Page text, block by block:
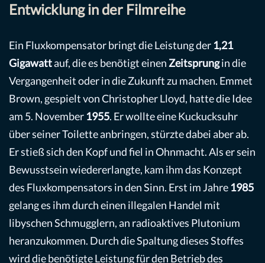
Entwicklung in der Filmreihe
Ein Fluxkompensator bringt die Leistung der 1,21
Gigawattauf, die es benötigt einen Zeitsprungin die
Vergangenheit oder in die Zukunft zu machen. Emmet
Brown, gespielt von Christopher Lloyd, hatte die Idee
am 5. November 1955. Er wollte eine Kuckucksuhr
über seiner Toilette anbringen, stürzte dabei aber ab.
Er stieß sich den Kopf und fiel in Ohnmacht. Als er sein
Bewusstsein wiedererlangte, kam ihm das Konzept
des Fluxkompensators in den Sinn. Erst im Jahre 1985
gelang es ihm durch einen illegalen Handel mit
libyschen Schmugglern, an radioaktives Plutonium
heranzukommen. Durch die Spaltung dieses Stoffes
wird die benötigte Leistung für den Betrieb des